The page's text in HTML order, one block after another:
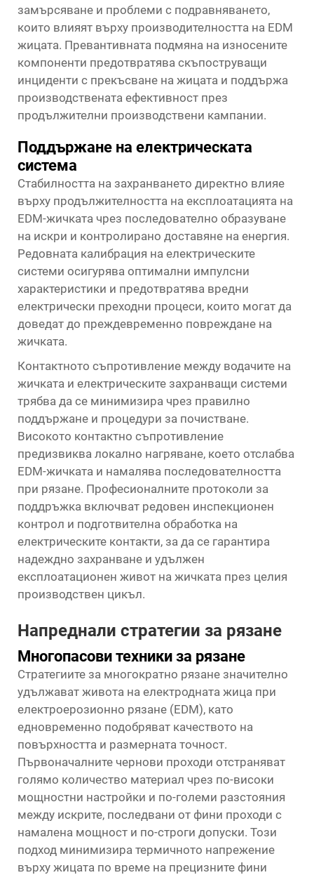
замърсяване и проблеми с подравняването,
които влияят върху производителността на EDM
жицата. Превантивната подмяна на износените
компоненти предотвратява скъпоструващи
инциденти с прекъсване на жицата и поддържа
производствената ефективност през
продължителни производствени кампании.
Поддържане на електрическата
система
Стабилността на захранването директно влияе
върху продължителността на експлоатацията на
EDM-жичката чрез последователно образуване
на искри и контролирано доставяне на енергия.
Редовната калибрация на електрическите
системи осигурява оптимални импулсни
характеристики и предотвратява вредни
електрически преходни процеси, които могат да
доведат до преждевременно повреждане на
жичката.
Контактното съпротивление между водачите на
жичката и електрическите захранващи системи
трябва да се минимизира чрез правилно
поддържане и процедури за почистване.
Високото контактно съпротивление
предизвиква локално нагряване, което отслабва
EDM-жичката и намалява последователността
при рязане. Професионалните протоколи за
поддръжка включват редовен инспекционен
контрол и подготвителна обработка на
електрическите контакти, за да се гарантира
надеждно захранване и удължен
експлоатационен живот на жичката през целия
производствен цикъл.
Напреднали стратегии за рязане
Многопасови техники за рязане
Стратегиите за многократно рязане значително
удължават живота на електродната жица при
електроерозионно рязане (EDM), като
едновременно подобряват качеството на
повърхността и размерната точност.
Първоначалните чернови проходи отстраняват
голямо количество материал чрез по-високи
мощностни настройки и по-големи разстояния
между искрите, последвани от фини проходи с
намалена мощност и по-строги допуски. Този
подход минимизира термичното напрежение
върху жицата по време на прецизните фини